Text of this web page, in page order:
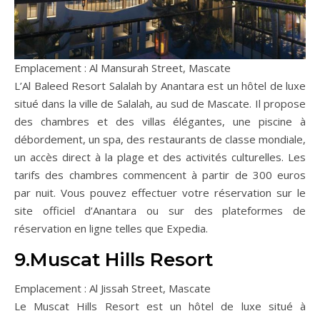
Emplacement : Al Mansurah Street, Mascate
L’Al Baleed Resort Salalah by Anantara est un hôtel de luxe
situé dans la ville de Salalah, au sud de Mascate. Il propose
des chambres et des villas élégantes, une piscine à
débordement, un spa, des restaurants de classe mondiale,
un accès direct à la plage et des activités culturelles. Les
tarifs des chambres commencent à partir de 300 euros
par nuit. Vous pouvez effectuer votre réservation sur le
site officiel d’Anantara ou sur des plateformes de
réservation en ligne telles que Expedia.
9.Muscat Hills Resort
Emplacement : Al Jissah Street, Mascate
Le Muscat Hills Resort est un hôtel de luxe situé à